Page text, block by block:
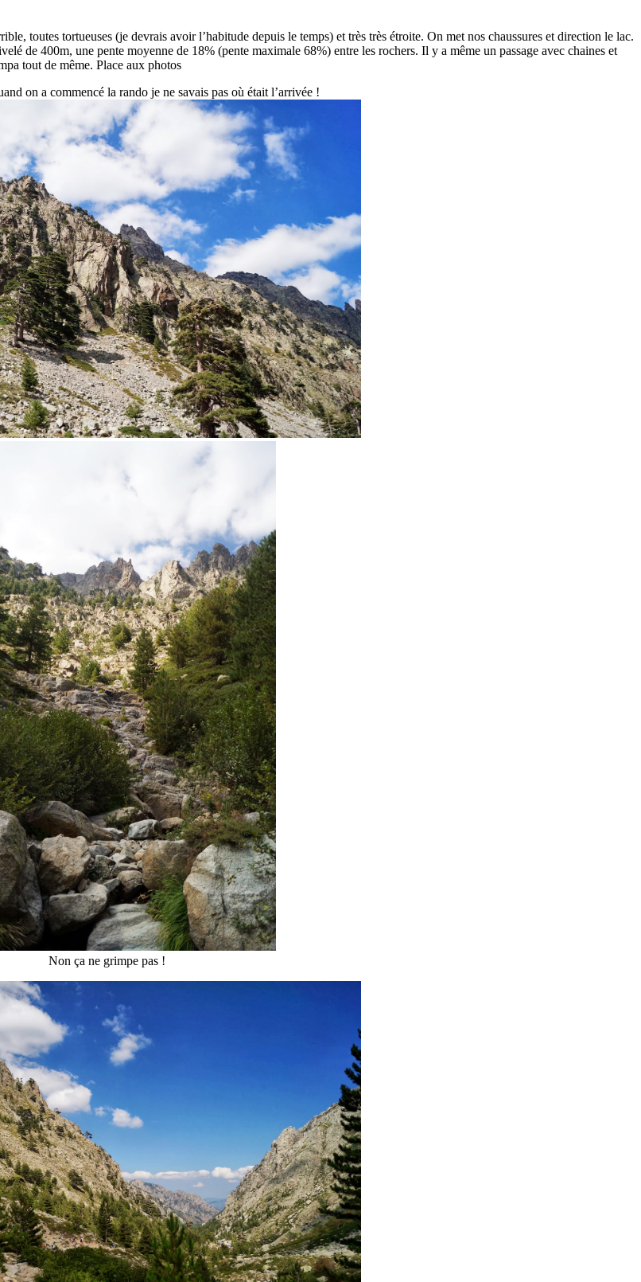
toutes tortueuses (je devrais avoir l’habitude depuis le temps) et très très étroite. On met nos chaussures et direction le lac.
de 400m, une pente moyenne de 18% (pente maximale 68%) entre les rochers. Il y a même un passage avec chaines et
tout de même. Place aux photos
on a commencé la rando je ne savais pas où était l’arrivée !
Non ça ne grimpe pas !